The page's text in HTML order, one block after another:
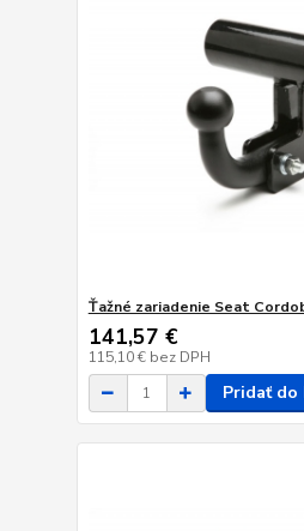
Ťažné zariadenie Seat
141,57 €
115,10 € bez DPH
Pridať do